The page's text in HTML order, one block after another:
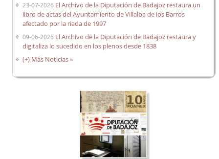
23-07-2026 El Archivo de la Diputación de Badajoz restaura un
libro de actas del Ayuntamiento de Villalba de los Barros
afectado por la riada de 1997
09-06-2026 El Archivo de la Diputación de Badajoz restaura y
digitaliza lo sucedido en los plenos desde 1838
(+) Más Noticias »